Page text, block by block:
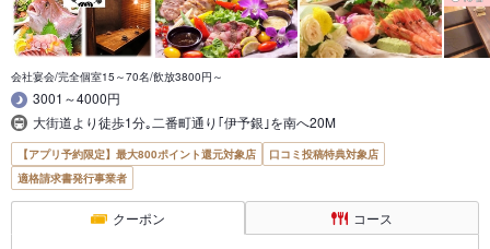
会社宴会/完全個室15～70名/飲放3800円～
3001～4000円
大街道より徒歩1分｡二番町通り｢伊予銀｣を南へ20M
【アプリ予約限定】最大800ポイント還元対象店
口コミ投稿特典対象店
適格請求書発行事業者
クーポン コース